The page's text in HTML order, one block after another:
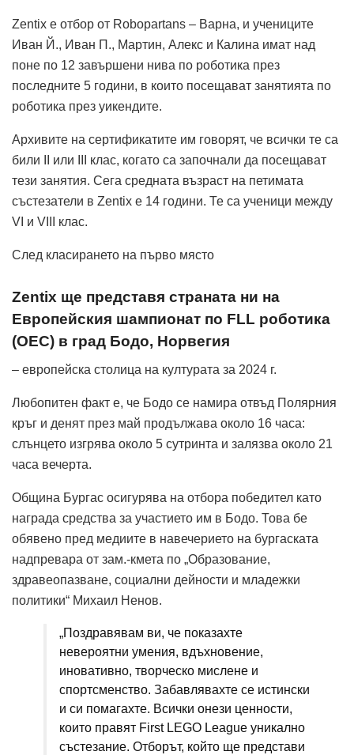
Zentix е отбор от Robopartans – Варна, и учениците
Иван Й., Иван П., Мартин, Алекс и Калина имат над
поне по 12 завършени нива по роботика през
последните 5 години, в които посещават занятията по
роботика през уикендите.
Архивите на сертификатите им говорят, че всички те са
били II или III клас, когато са започнали да посещават
тези занятия. Сега средната възраст на петимата
състезатели в Zentix е 14 години. Те са ученици между
VI и VIII клас.
След класирането на първо място
Zentix ще представя страната ни на
Европейския шампионат по FLL роботика
(OEC) в град Бодо, Норвегия
– европейска столица на културата за 2024 г.
Любопитен факт е, че Бодо се намира отвъд Полярния
кръг и денят през май продължава около 16 часа:
слънцето изгрява около 5 сутринта и залязва около 21
часа вечерта.
Община Бургас осигурява на отбора победител като
награда средства за участието им в Бодо. Това бе
обявено пред медиите в навечерието на бургаската
надпревара от зам.-кмета по „Образование,
здравеопазване, социални дейности и младежки
политики“ Михаил Ненов.
„Поздравявам ви, че показахте
невероятни умения, вдъхновение,
иновативно, творческо мислене и
спортсменство. Забавлявахте се истински
и си помагахте. Всички онези ценности,
които правят First LEGO League уникално
състезание. Отборът, който ще представи